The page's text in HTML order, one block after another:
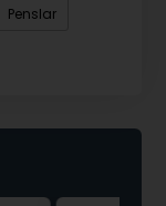
Penslar